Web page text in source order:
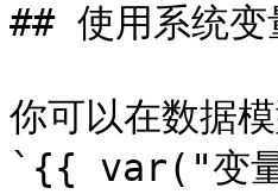
## 使用系统变
你可以在数据
`{{ var("变